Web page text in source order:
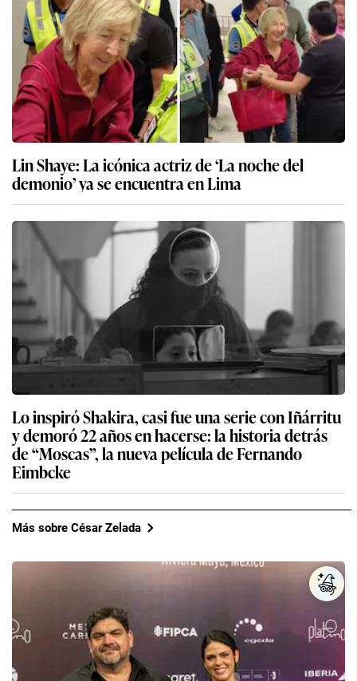
Lin Shaye: La icónica actriz de ‘La noche del
demonio’ ya se encuentra en Lima
Lo inspiró Shakira, casi fue una serie con Iñárritu
y demoró 22 años en hacerse: la historia detrás
de “Moscas”, la nueva película de Fernando
Eimbcke
Más sobre César Zelada